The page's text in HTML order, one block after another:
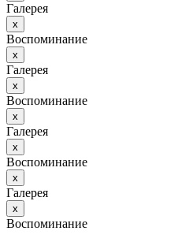
Галерея
х
Воспоминание
х
Галерея
х
Воспоминание
х
Галерея
х
Воспоминание
х
Галерея
х
Воспоминание